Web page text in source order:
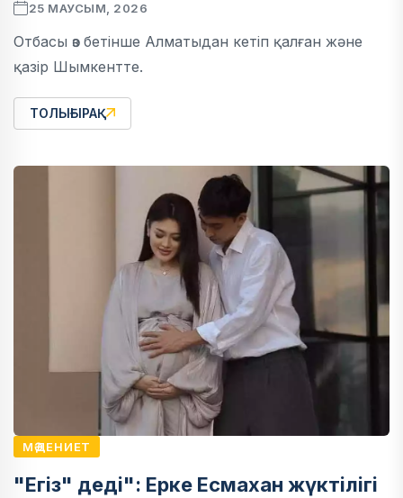
25 МАУСЫМ, 2026
Отбасы өз бетінше Алматыдан кетіп қалған және
қазір Шымкентте.
ТОЛЫҒЫРАҚ
МӘДЕНИЕТ
"Егіз" деді": Ерке Есмахан жүктілігі